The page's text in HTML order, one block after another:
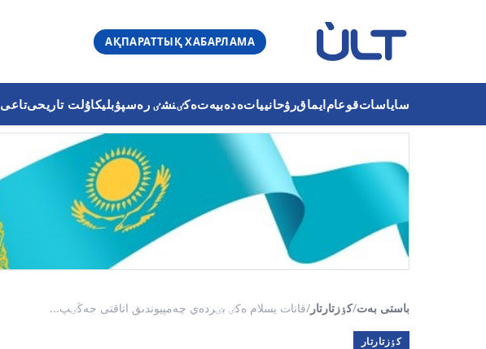
АҚПАРАТТЫҚ ХАБАРЛАМА
ساياساتقوعامايماقرۋحانيياتەدەبيەتەكٸنشٸ رەسپۋبليكاۇلت تاريحىتاعى
باستى بەت/كٶزتارتار /قانات يسلام ەكٸ بٸردەي چەمپيوندىق اتاقتى جەڭٸپ...
كٶزتارتار